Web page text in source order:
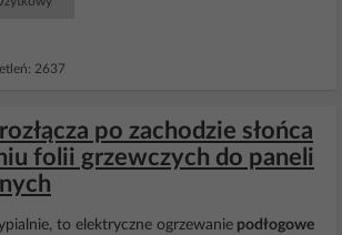
2637
po zachodzie słońca
folii grzewczych do paneli
to elektryczne ogrzewanie podłogowe